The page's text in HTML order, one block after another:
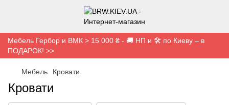
Мебель Гербор и ВМК > 15 000 ₴ - 🚚 НП и 🛠️ по Киеву – в
ПОДАРОК! >>
Мебель Кровати
Кровати